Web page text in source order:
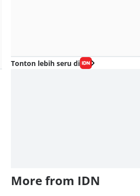
Tonton lebih seru di
More from IDN